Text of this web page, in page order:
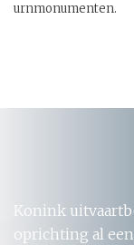
urnmonumenten.
Konink
oprichting al